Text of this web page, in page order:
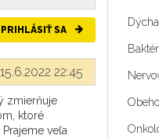
PRIHLÁSIŤ SA
15.6.2022 22:45
zmierňuje
ktoré
Prajeme veľa